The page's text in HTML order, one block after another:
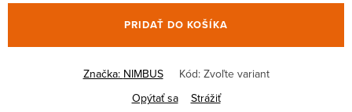
PRIDAŤ DO KOŠÍKA
Značka: NIMBUS Kód: Zvoľte variant
Opýtať sa
Strážiť